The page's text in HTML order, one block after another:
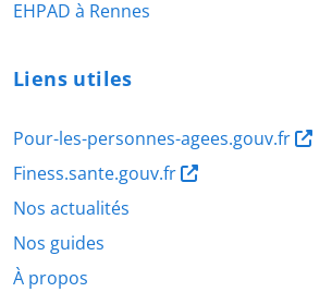
EHPAD à Rennes
Liens utiles
Pour-les-personnes-agees.gouv.fr
Finess.sante.gouv.fr
Nos actualités
Nos guides
À propos